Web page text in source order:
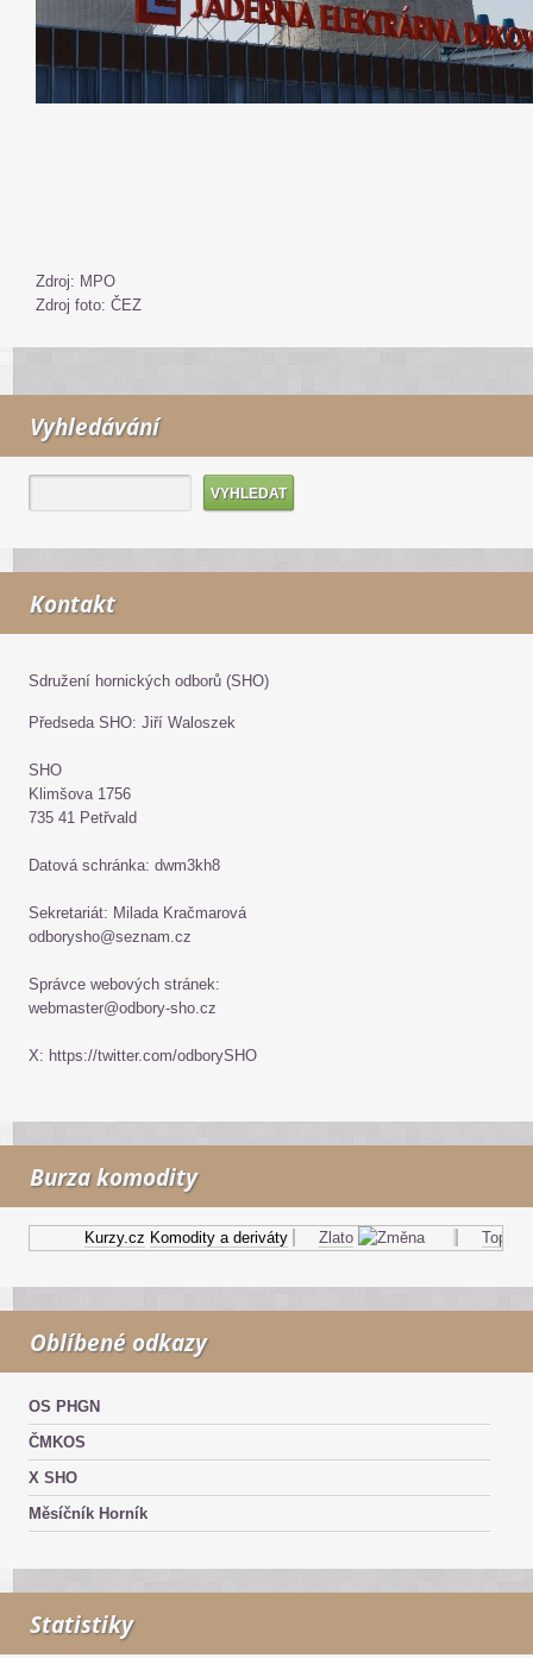
Zdroj: MPO
Zdroj foto: ČEZ
Vyhledávání
Kontakt
Sdružení hornických odborů (SHO)
Předseda SHO: Jiří Waloszek
SHO
Klimšova 1756
735 41 Petřvald
Datová schránka: dwm3kh8
Sekretariát: Milada Kračmarová
odborysho@seznam.cz
Správce webových stránek:
webmaster@odbory-sho.cz
X: https://twitter.com/odborySHO
Burza komodity
Kurzy.cz Komodity a deriváty Zlato Topný
Oblíbené odkazy
OS PHGN
ČMKOS
X SHO
Měsíčník Horník
Statistiky